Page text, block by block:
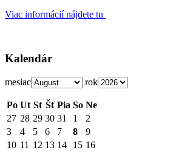
Viac informácií nájdete tu
Kalendár
mesiac rok
Po Ut St Št Pia So Ne
27 28 29 30 31 1
2
3
4 5 6 7 8
9
10 11 12 13 14 15 16